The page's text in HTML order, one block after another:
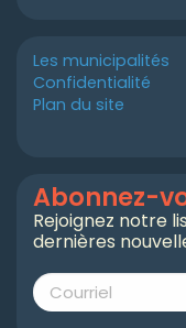
Les municipalités
Confidentialité
Plan du site
Abonnez-
Rejoignez notre
dernières